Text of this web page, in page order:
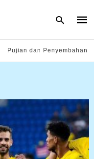
and
hit
Pujian dan Penyembahan